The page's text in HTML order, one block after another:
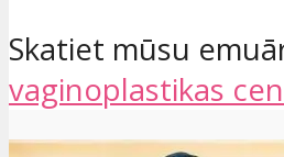
Skatiet mūsu
vaginoplastikas